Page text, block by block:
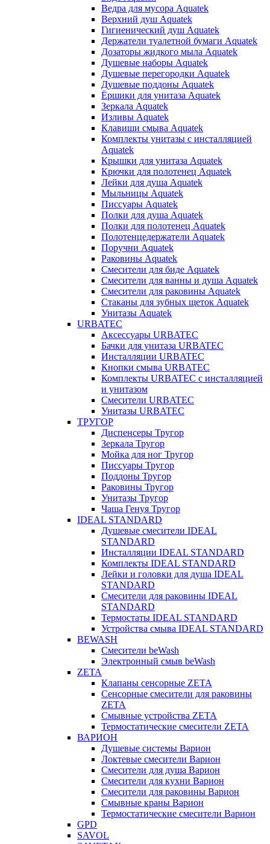
Ведра для мусора Aquatek
Верхний душ Aquatek
Гигиенический душ Aquatek
Держатели туалетной бумаги Aquatek
Дозаторы жидкого мыла Aquatek
Душевые наборы Aquatek
Душевые перегородки Aquatek
Душевые поддоны Aquatek
Ёршики для унитаза Aquatek
Зеркала Aquatek
Изливы Aquatek
Клавиши смыва Aquatek
Комплекты унитазы с инсталляцией
Aquatek
Крышки для унитаза Aquatek
Крючки для полотенец Aquatek
Лейки для душа Aquatek
Мыльницы Aquatek
Писсуары Aquatek
Полки для душа Aquatek
Полки для полотенец Aquatek
Полотенцедержатели Aquatek
Поручни Aquatek
Раковины Aquatek
Смесители для биде Aquatek
Смесители для ванны и душа Aquatek
Смесители для раковины Aquatek
Стаканы для зубных щеток Aquatek
Унитазы Aquatek
URBATEC
Аксессуары URBATEC
Бачки для унитаза URBATEC
Инсталляции URBATEC
Кнопки смыва URBATEC
Комплекты URBATEC с инсталляцией
и унитазом
Смесители URBATEC
Унитазы URBATEC
ТРУГОР
Диспенсеры Тругор
Зеркала Тругор
Мойка для ног Тругор
Писсуары Тругор
Поддоны Тругор
Раковины Тругор
Унитазы Тругор
Чаша Генуя Тругор
IDEAL STANDARD
Душевые смесители IDEAL
STANDARD
Инсталляции IDEAL STANDARD
Комплекты IDEAL STANDARD
Лейки и головки для душа IDEAL
STANDARD
Смесители для раковины IDEAL
STANDARD
Термостаты IDEAL STANDARD
Устройства смыва IDEAL STANDARD
BEWASH
Смесители beWash
Электронный смыв beWash
ZETA
Клапаны сенсорные ZETA
Сенсорные смесители для раковины
ZETA
Смывные устройства ZETA
Термостатические смесители ZETA
ВАРИОН
Душевые системы Варион
Локтевые смесители Варион
Смесители для душа Варион
Смесители для кухни Варион
Смесители для раковины Варион
Смывные краны Варион
Термостатические смесители Варион
GPD
SAVOL